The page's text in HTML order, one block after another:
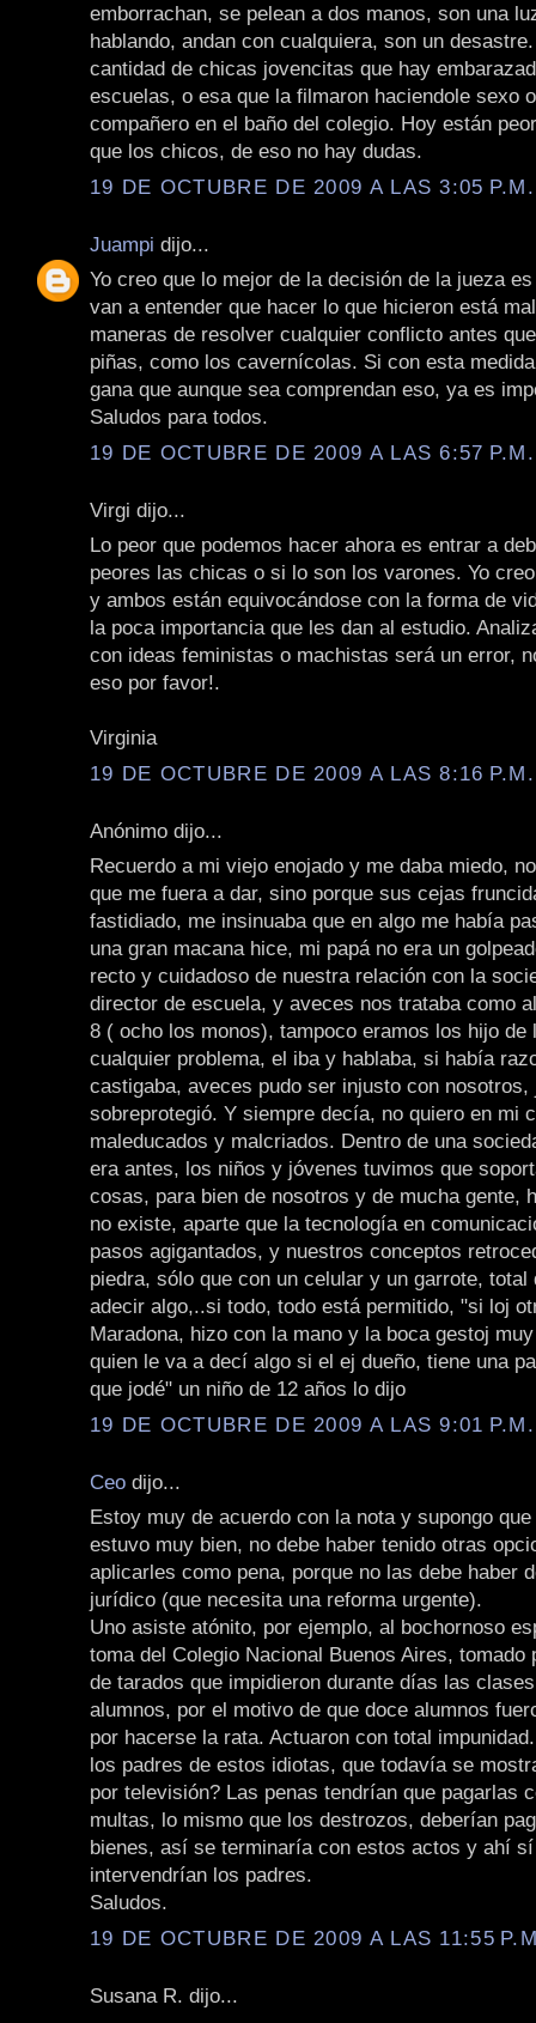
emborrachan, se pelean a dos manos, son una
hablando, andan con cualquiera, son un
cantidad de chicas jovencitas que hay
escuelas, o esa que la filmaron haciendole sexo
compañero en el baño del colegio. Hoy están
que los chicos, de eso no hay dudas.
19 DE OCTUBRE DE 2009 A LAS 3:05 P.M.
Juampi dijo...
Yo creo que lo mejor de la decisión de la jueza
van a entender que hacer lo que hicieron está
maneras de resolver cualquier conflicto antes
piñas, como los cavernícolas. Si con esta
gana que aunque sea comprendan eso, ya es
Saludos para todos.
19 DE OCTUBRE DE 2009 A LAS 6:57 P.M.
Virgi dijo...
Lo peor que podemos hacer ahora es entrar a
peores las chicas o si lo son los varones. Yo
y ambos están equivocándose con la forma de
la poca importancia que les dan al estudio.
con ideas feministas o machistas será un error,
eso por favor!.
Virginia
19 DE OCTUBRE DE 2009 A LAS 8:16 P.M.
Anónimo dijo...
Recuerdo a mi viejo enojado y me daba miedo,
que me fuera a dar, sino porque sus cejas
fastidiado, me insinuaba que en algo me había
una gran macana hice, mi papá no era un
recto y cuidadoso de nuestra relación con la
director de escuela, y aveces nos trataba como
8 ( ocho los monos), tampoco eramos los hijo de
cualquier problema, el iba y hablaba, si había
castigaba, aveces pudo ser injusto con nosotros,
sobreprotegió. Y siempre decía, no quiero en mi
maleducados y malcriados. Dentro de una
era antes, los niños y jóvenes tuvimos que
cosas, para bien de nosotros y de mucha gente,
no existe, aparte que la tecnología en
pasos agigantados, y nuestros conceptos
piedra, sólo que con un celular y un garrote, total
adecir algo,..si todo, todo está permitido, "si loj
Maradona, hizo con la mano y la boca gestoj
quien le va a decí algo si el ej dueño, tiene una
que jodé" un niño de 12 años lo dijo
19 DE OCTUBRE DE 2009 A LAS 9:01 P.M.
Ceo dijo...
Estoy muy de acuerdo con la nota y supongo
estuvo muy bien, no debe haber tenido otras
aplicarles como pena, porque no las debe haber
jurídico (que necesita una reforma urgente).
Uno asiste atónito, por ejemplo, al bochornoso
toma del Colegio Nacional Buenos Aires, tomado
de tarados que impidieron durante días las
alumnos, por el motivo de que doce alumnos
por hacerse la rata. Actuaron con total
los padres de estos idiotas, que todavía se
por televisión? Las penas tendrían que pagarlas
multas, lo mismo que los destrozos, deberían
bienes, así se terminaría con estos actos y ahí
intervendrían los padres.
Saludos.
19 DE OCTUBRE DE 2009 A LAS 11:55
Susana R. dijo...